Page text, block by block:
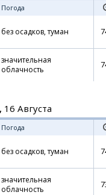
Погода
без осадков, туман
значительная
облачность
16 Августа
Погода
без осадков, туман
значительная
облачность